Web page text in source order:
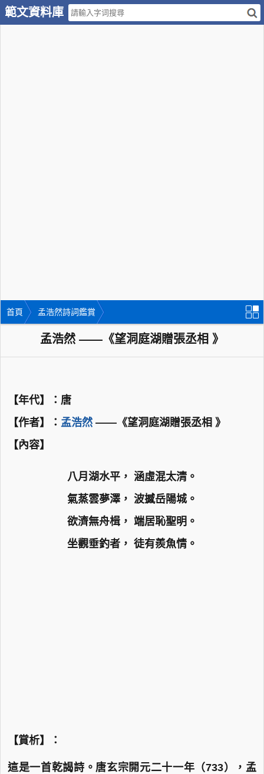
範文資料庫
首頁 孟浩然詩詞鑑賞
孟浩然 ——《望洞庭湖贈張丞相 》
【年代】：唐
【作者】： 孟浩然 ——《望洞庭湖贈張丞相 》
【內容】
八月湖水平， 涵虛混太清。
氣蒸雲夢澤， 波撼岳陽城。
欲濟無舟楫， 端居恥聖明。
坐觀垂釣者， 徒有羨魚情。
【賞析】：
這是一首乾謁詩。唐玄宗開元二十一年（733），孟